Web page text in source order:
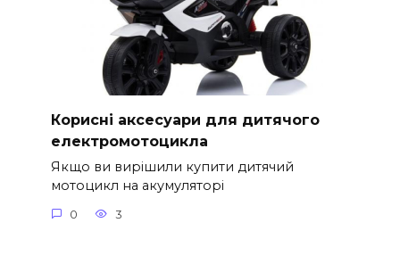
Корисні аксесуари для дитячого
електромотоцикла
Якщо ви вирішили купити дитячий
мотоцикл на акумуляторі
0 3